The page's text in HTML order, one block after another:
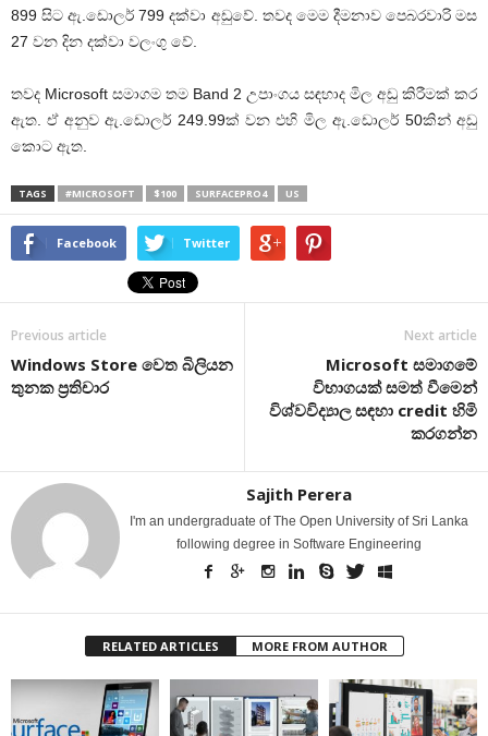
899 සිට ඇ.ඩොලර් 799 දක්වා අඩුවේ. තවද මෙම දීමනාව පෙබරවාරි මස
27 වන දින දක්වා වලංගු වේ.
තවද Microsoft සමාගම තම Band 2 උපාංගය සඳහාද මිල අඩු කිරීමක් කර
ඇත. ඒ අනුව ඇ.ඩොලර් 249.99ක් වන එහි මිල ඇ.ඩොලර් 50කින් අඩු
කොට ඇත.
TAGS #MICROSOFT $100 SURFACEPRO4 US
Facebook Twitter
Previous article
Windows Store වෙත බිලියන
තුනක ප්‍රතිචාර
Next article
Microsoft සමාගමේ
විභාගයක් සමත් වීමෙන්
විශ්වවිද්‍යාල සඳහා credit හිමි
කරගන්න
Sajith Perera
I'm an undergraduate of The Open University of Sri Lanka
following degree in Software Engineering
RELATED ARTICLES MORE FROM AUTHOR